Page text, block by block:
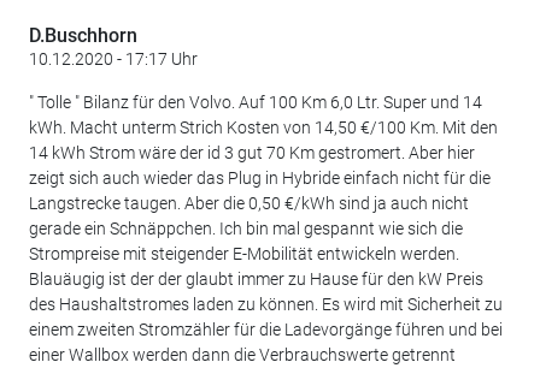
D.Buschhorn
10.12.2020 - 17:17 Uhr
" Tolle " Bilanz für den Volvo. Auf 100 Km 6,0 Ltr. Super und 14
kWh. Macht unterm Strich Kosten von 14,50 €/100 Km. Mit den
14 kWh Strom wäre der id 3 gut 70 Km gestromert. Aber hier
zeigt sich auch wieder das Plug in Hybride einfach nicht für die
Langstrecke taugen. Aber die 0,50 €/kWh sind ja auch nicht
gerade ein Schnäppchen. Ich bin mal gespannt wie sich die
Strompreise mit steigender E-Mobilität entwickeln werden.
Blauäugig ist der der glaubt immer zu Hause für den kW Preis
des Haushaltstromes laden zu können. Es wird mit Sicherheit zu
einem zweiten Stromzähler für die Ladevorgänge führen und bei
einer Wallbox werden dann die Verbrauchswerte getrennt